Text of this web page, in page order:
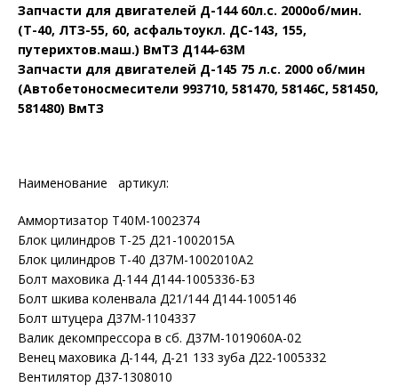
Запчасти для двигателей Д-144 60л.с. 2000об/мин.
(Т-40, ЛТЗ-55, 60, асфальтоукл. ДС-143, 155,
путерихтов.маш.) ВмТЗ Д144-63М
Запчасти для двигателей Д-145 75 л.с. 2000 об/мин
(Автобетоносмесители 993710, 581470, 58146С, 581450,
581480) ВмТЗ
Наименование артикул:
Аммортизатор Т40М-1002374
Блок цилиндров Т-25 Д21-1002015А
Блок цилиндров Т-40 Д37М-1002010А2
Болт маховика Д-144 Д144-1005336-Б3
Болт шкива коленвала Д21/144 Д144-1005146
Болт штуцера Д37М-1104337
Валик декомпрессора в сб. Д37М-1019060А-02
Венец маховика Д-144, Д-21 133 зуба Д22-1005332
Вентилятор Д37-1308010